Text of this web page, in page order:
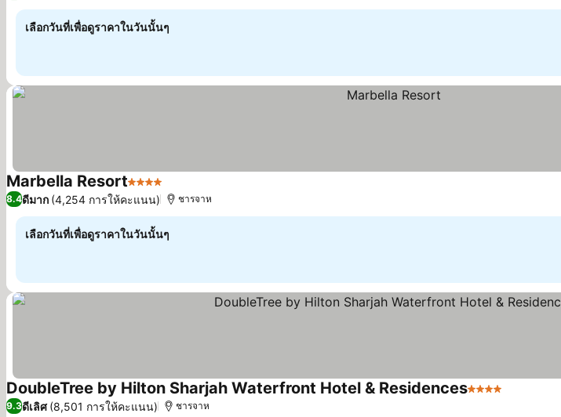
เลือกวันที่เพื่อดูราคาในวันนั้นๆ
Marbella Resort4 ดาว ดูราคา
8.4ดีมาก (4,254 การให้คะแนน) ชารจาห
เลือกวันที่เพื่อดูราคาในวันนั้นๆ
DoubleTree by Hilton Sharjah Waterfront Hotel & Residences4 ดาว
9.3ดีเลิศ (8,501 การให้คะแนน) ชารจาห